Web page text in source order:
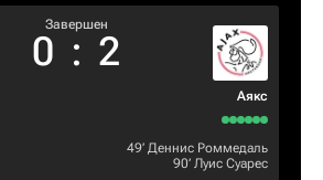
Завершен
0 : 2
Аякс
49‎’‎ Деннис Роммедаль
90‎’‎ Луис Суарес